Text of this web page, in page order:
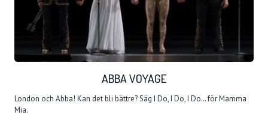
ABBA VOYAGE
London och Abba! Kan det bli bättre? Säg I Do, I Do, I Do… för Mamma
Mia.